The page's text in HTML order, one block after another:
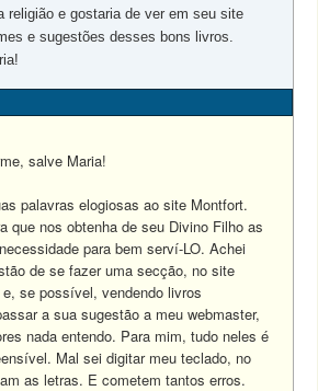
religião e gostaria de ver em seu site
e sugestões desses bons livros.
salve Maria!
palavras elogiosas ao site Montfort.
que nos obtenha de seu Divino Filho as
para bem serví-LO. Achei
de se fazer uma secção, no site
se possível, vendendo livros
a sua sugestão a meu webmaster,
nada entendo. Para mim, tudo neles é
Mal sei digitar meu teclado, no
as letras. E cometem tantos erros.